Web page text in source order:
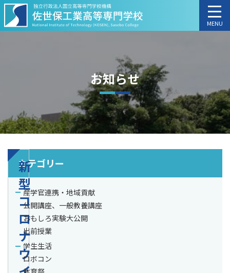
MENU
お知らせ
新
型
コ
ロ
ナ
ウ
カテゴリー
産学官連携・地域貢献
公開講座、一般教養講座
おもしろ実験大公開
出前授業
学生生活
ロボコン